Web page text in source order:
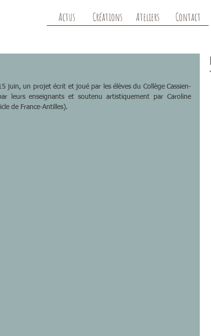
Actus Créations Ateliers Contact
juin, un projet écrit et joué par les élèves du Collège Cassien-
leurs enseignants et soutenu artistiquement par Caroline
de France-Antilles).